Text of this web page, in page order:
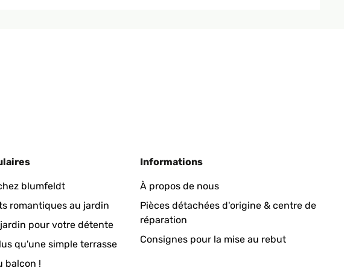
wie bei Sonne, aber ausreichend). Er sieht toll aus und das Kabel ist
blumfeldt
romantiques au jardin
pour votre détente
qu'une simple terrasse
balcon !
Informations
À propos de nous
Pièces détachées d'origine & centre de
réparation
Consignes pour la mise au rebut